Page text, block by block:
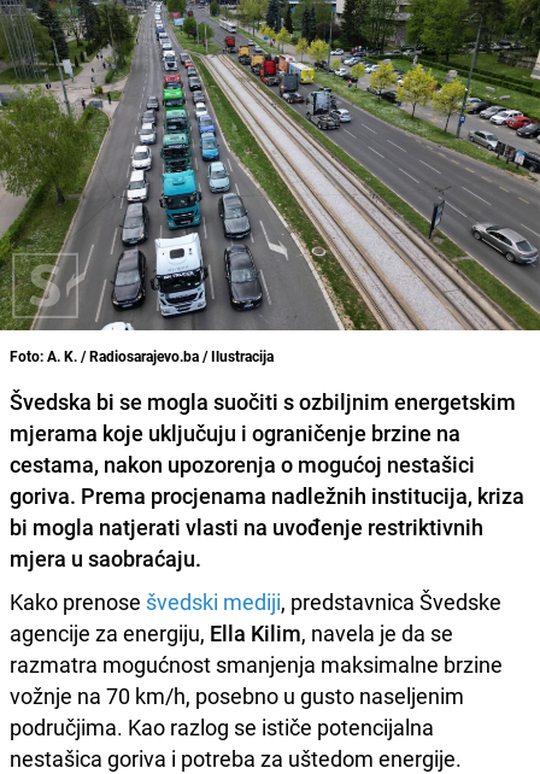
Foto: A. K. / Radiosarajevo.ba / Ilustracija
Švedska bi se mogla suočiti s ozbiljnim energetskim
mjerama koje uključuju i ograničenje brzine na
cestama, nakon upozorenja o mogućoj nestašici
goriva. Prema procjenama nadležnih institucija, kriza
bi mogla natjerati vlasti na uvođenje restriktivnih
mjera u saobraćaju.
Kako prenose švedski mediji, predstavnica Švedske
agencije za energiju, Ella Kilim, navela je da se
razmatra mogućnost smanjenja maksimalne brzine
vožnje na 70 km/h, posebno u gusto naseljenim
područjima. Kao razlog se ističe potencijalna
nestašica goriva i potreba za uštedom energije.